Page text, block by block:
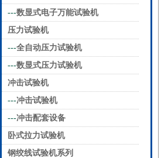
---数显式电子万能试验机
压力试验机
---全自动压力试验机
---数显式压力试验机
冲击试验机
---冲击试验机
---冲击配套设备
卧式拉力试验机
钢绞线试验机系列